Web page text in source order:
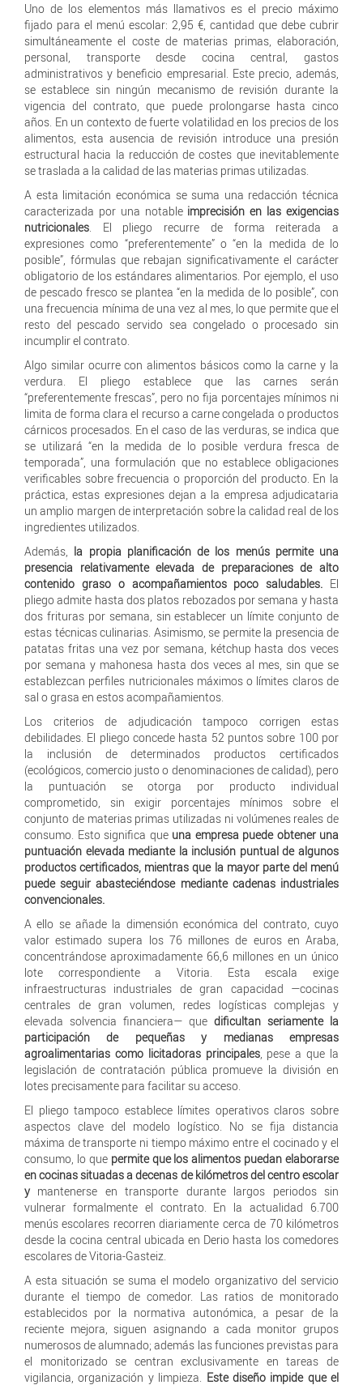
Uno de los elementos más llamativos es el precio máximo
fijado para el menú escolar: 2,95 €, cantidad que debe cubrir
simultáneamente el coste de materias primas, elaboración,
personal, transporte desde cocina central, gastos
administrativos y beneficio empresarial. Este precio, además,
se establece sin ningún mecanismo de revisión durante la
vigencia del contrato, que puede prolongarse hasta cinco
años. En un contexto de fuerte volatilidad en los precios de los
alimentos, esta ausencia de revisión introduce una presión
estructural hacia la reducción de costes que inevitablemente
se traslada a la calidad de las materias primas utilizadas.
A esta limitación económica se suma una redacción técnica
caracterizada por una notable imprecisión en las exigencias
nutricionales. El pliego recurre de forma reiterada a
expresiones como “preferentemente” o “en la medida de lo
posible”, fórmulas que rebajan significativamente el carácter
obligatorio de los estándares alimentarios. Por ejemplo, el uso
de pescado fresco se plantea “en la medida de lo posible”, con
una frecuencia mínima de una vez al mes, lo que permite que el
resto del pescado servido sea congelado o procesado sin
incumplir el contrato.
Algo similar ocurre con alimentos básicos como la carne y la
verdura. El pliego establece que las carnes serán
“preferentemente frescas”, pero no fija porcentajes mínimos ni
limita de forma clara el recurso a carne congelada o productos
cárnicos procesados. En el caso de las verduras, se indica que
se utilizará “en la medida de lo posible verdura fresca de
temporada”, una formulación que no establece obligaciones
verificables sobre frecuencia o proporción del producto. En la
práctica, estas expresiones dejan a la empresa adjudicataria
un amplio margen de interpretación sobre la calidad real de los
ingredientes utilizados.
Además, la propia planificación de los menús permite una
presencia relativamente elevada de preparaciones de alto
contenido graso o acompañamientos poco saludables. El
pliego admite hasta dos platos rebozados por semana y hasta
dos frituras por semana, sin establecer un límite conjunto de
estas técnicas culinarias. Asimismo, se permite la presencia de
patatas fritas una vez por semana, kétchup hasta dos veces
por semana y mahonesa hasta dos veces al mes, sin que se
establezcan perfiles nutricionales máximos o límites claros de
sal o grasa en estos acompañamientos.
Los criterios de adjudicación tampoco corrigen estas
debilidades. El pliego concede hasta 52 puntos sobre 100 por
la inclusión de determinados productos certificados
(ecológicos, comercio justo o denominaciones de calidad), pero
la puntuación se otorga por producto individual
comprometido, sin exigir porcentajes mínimos sobre el
conjunto de materias primas utilizadas ni volúmenes reales de
consumo. Esto significa que una empresa puede obtener una
puntuación elevada mediante la inclusión puntual de algunos
productos certificados, mientras que la mayor parte del menú
puede seguir abasteciéndose mediante cadenas industriales
convencionales.
A ello se añade la dimensión económica del contrato, cuyo
valor estimado supera los 76 millones de euros en Araba,
concentrándose aproximadamente 66,6 millones en un único
lote correspondiente a Vitoria. Esta escala exige
infraestructuras industriales de gran capacidad —cocinas
centrales de gran volumen, redes logísticas complejas y
elevada solvencia financiera— que dificultan seriamente la
participación de pequeñas y medianas empresas
agroalimentarias como licitadoras principales, pese a que la
legislación de contratación pública promueve la división en
lotes precisamente para facilitar su acceso.
El pliego tampoco establece límites operativos claros sobre
aspectos clave del modelo logístico. No se fija distancia
máxima de transporte ni tiempo máximo entre el cocinado y el
consumo, lo que permite que los alimentos puedan elaborarse
en cocinas situadas a decenas de kilómetros del centro escolar
y mantenerse en transporte durante largos periodos sin
vulnerar formalmente el contrato. En la actualidad 6.700
menús escolares recorren diariamente cerca de 70 kilómetros
desde la cocina central ubicada en Derio hasta los comedores
escolares de Vitoria-Gasteiz.
A esta situación se suma el modelo organizativo del servicio
durante el tiempo de comedor. Las ratios de monitorado
establecidos por la normativa autonómica, a pesar de la
reciente mejora, siguen asignando a cada monitor grupos
numerosos de alumnado; además las funciones previstas para
el monitorizado se centran exclusivamente en tareas de
vigilancia, organización y limpieza. Este diseño impide que el